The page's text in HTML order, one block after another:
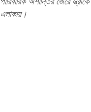
এলাকায়।